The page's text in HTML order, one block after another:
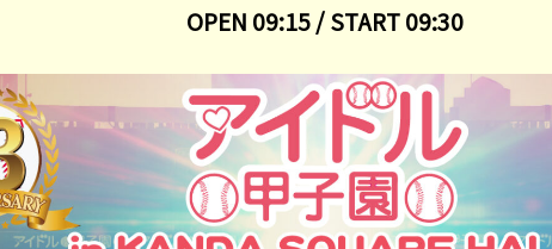
OPEN 09:15 / START 09:30